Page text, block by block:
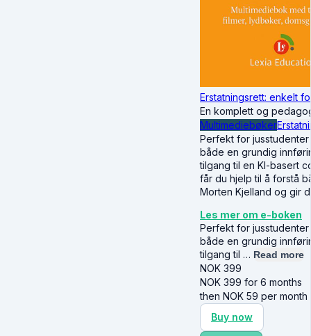
Erstatningsrett: enkelt
En komplett og
Multimediebøker
Perfekt for
både en grundig
tilgang til en KI-basert
får du hjelp til å forstå
Morten Kjelland og gir
Les mer om e-boken
Perfekt for
både en grundig
tilgang til … Read more
NOK 399
NOK 399 for 6 months
then NOK 59 per month
Buy now